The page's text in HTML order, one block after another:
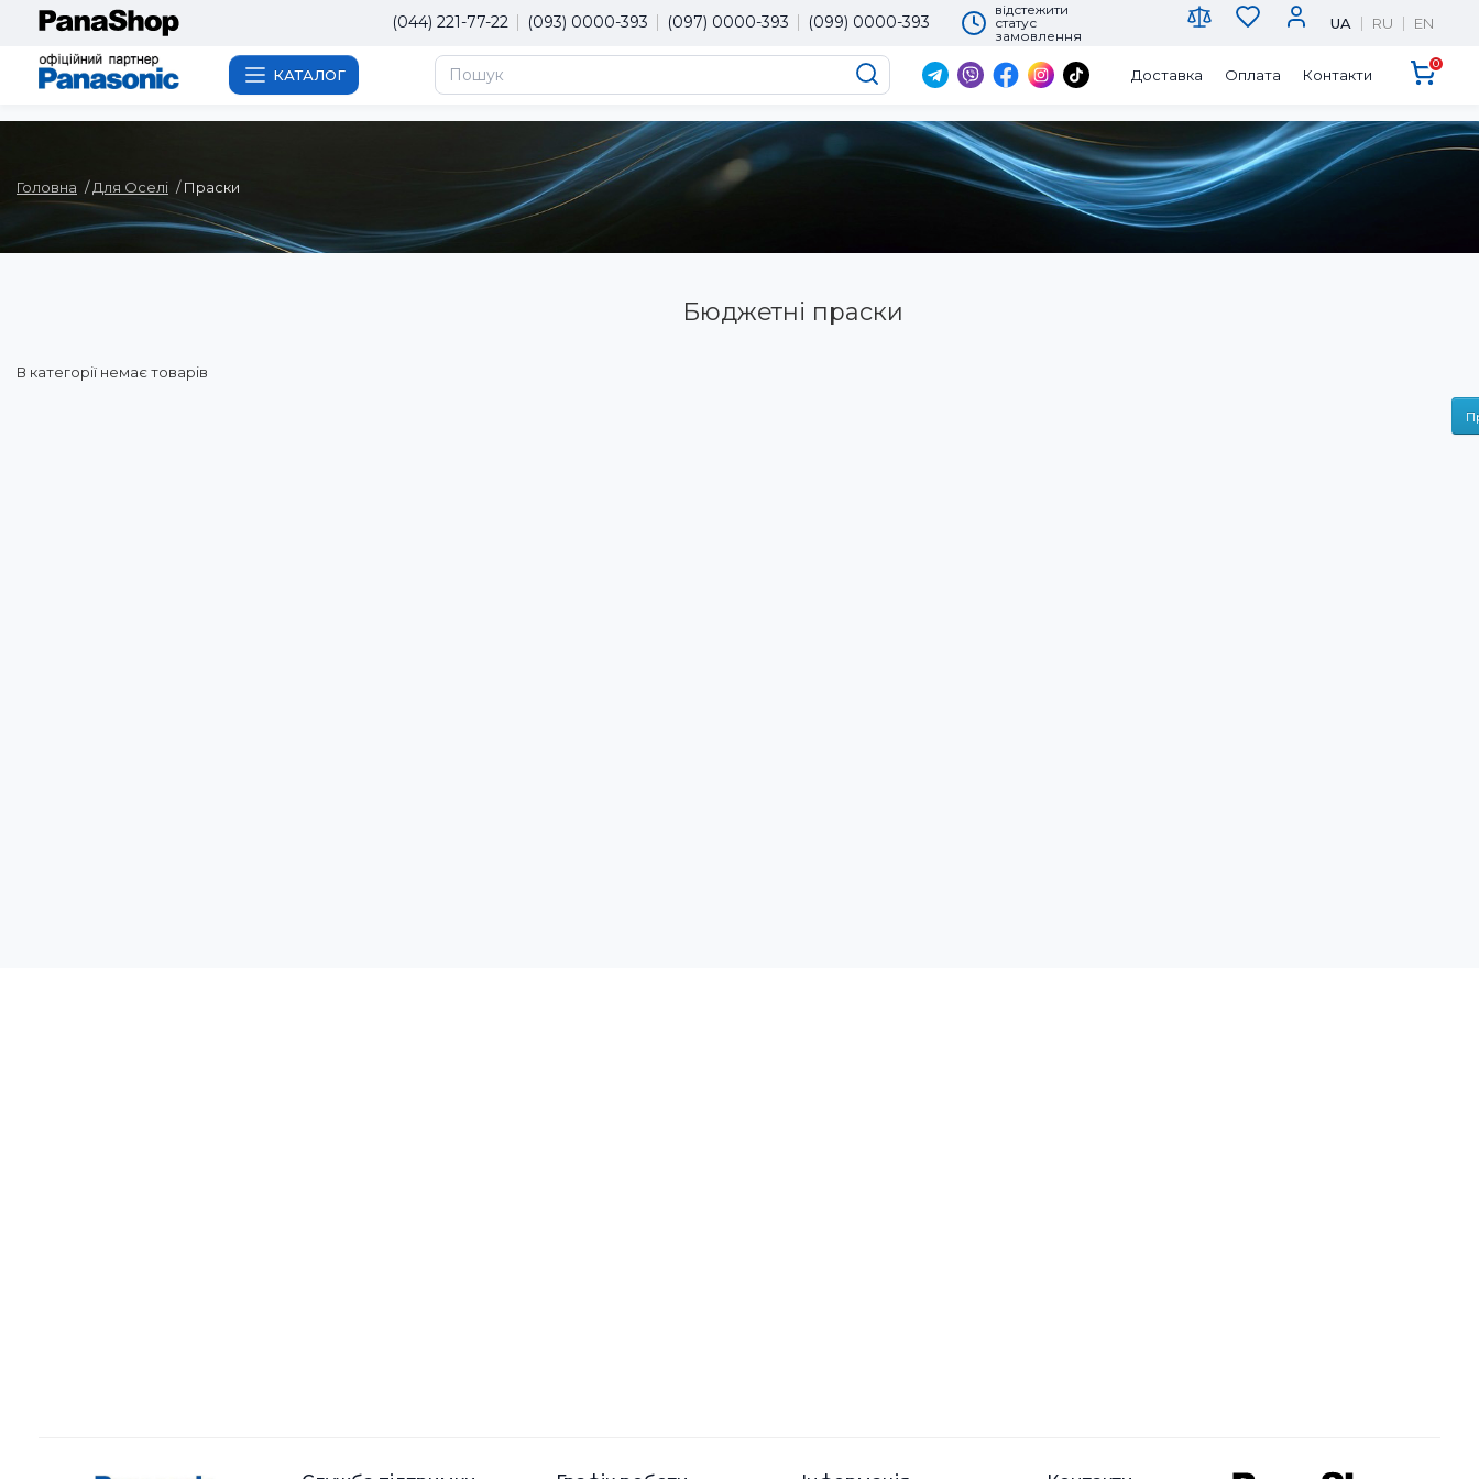
(044) 221-77-22 (093) 0000-393 (097) 0000-393 (099) 0000-393
відстежити
статус
замовлення
UA RU EN
КАТАЛОГ Доставка Оплата Контакти
0
Головна Для Оселі Праски
Бюджетні праски
В категорії немає товарів